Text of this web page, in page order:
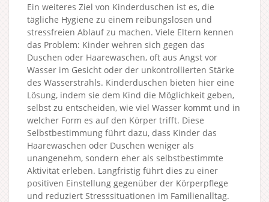
Ein weiteres Ziel von Kinderduschen ist es, die
tägliche Hygiene zu einem reibungslosen und
stressfreien Ablauf zu machen. Viele Eltern kennen
das Problem: Kinder wehren sich gegen das
Duschen oder Haarewaschen, oft aus Angst vor
Wasser im Gesicht oder der unkontrollierten Stärke
des Wasserstrahls. Kinderduschen bieten hier eine
Lösung, indem sie dem Kind die Möglichkeit geben,
selbst zu entscheiden, wie viel Wasser kommt und in
welcher Form es auf den Körper trifft. Diese
Selbstbestimmung führt dazu, dass Kinder das
Haarewaschen oder Duschen weniger als
unangenehm, sondern eher als selbstbestimmte
Aktivität erleben. Langfristig führt dies zu einer
positiven Einstellung gegenüber der Körperpflege
und reduziert Stresssituationen im Familienalltag.